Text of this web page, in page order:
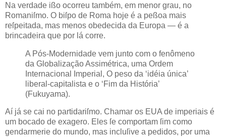
Na verdade ißo ocorreu também, em menor grau, no
Romaniſmo. O biſpo de Roma hoje é a peßoa mais
reſpeitada, mas menos obedecida da Europa — é a
brincadeira que por lá corre.
A Pós-Modernidade vem junto com o fenômeno
da Globalização Assimétrica, uma Ordem
Internacional Imperial, O peso da ‘idéia única’
liberal-capitalista e o ‘Fim da História’
(Fukuyama).
Aí já se cai no partidariſmo. Chamar os EUA de imperiais é
um bocado de exagero. Eles ſe comportam ſim como
gendarmerie do mundo, mas incluſive a pedidos, por uma